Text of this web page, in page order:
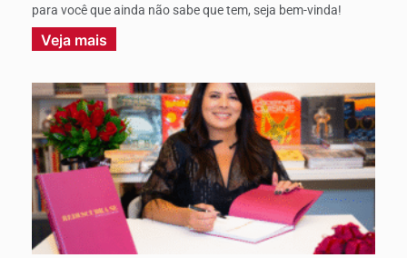
para você que ainda não sabe que tem, seja bem-vinda!
Veja mais